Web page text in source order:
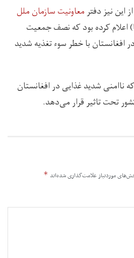
این نیز دفترمعاونیت سازمان ملل
اعلام کرده بود که نصف جمعیت
با خطر سوء تغذیه شدید
ناامنی شدید غذایی در افغانستان
موردنیاز علامت‌گذاری شده‌اند *